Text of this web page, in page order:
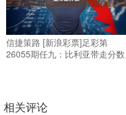
信捷策路 [新浪彩票]足彩第
26055期任九：比利亚带走分数
相关评论